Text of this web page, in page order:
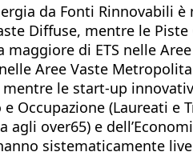
da Fonti Rinnovabili
Diffuse, mentre le
di ETS nelle
Aree Vaste
le start-up
(Laureati e
over65) e
sistematicamente